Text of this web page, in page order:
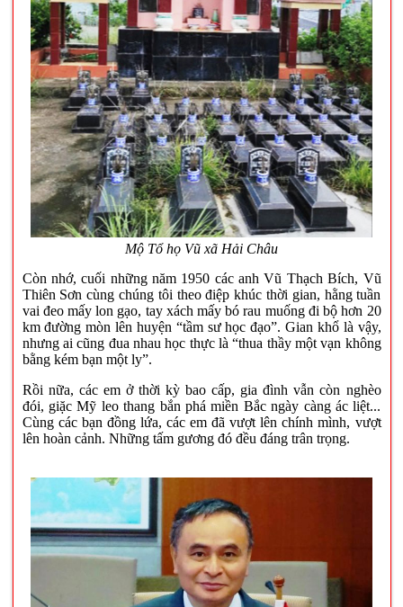
Mộ Tổhọ Vũ xã Hải Châu
Còn nhớ, cuối những năm 1950 các anh Vũ Thạch Bích, Vũ
Thiên Sơn cùng chúng tôi theo điệp khúc thời gian, hằng tuần
vai đeo mấy lon gạo, tay xách mấy bó rau muống đi bộ hơn 20
km đường mòn lên huyện “tầm sư học đạo”. Gian khổ là vậy,
nhưng ai cũng đua nhau học thực là “thua thầy một vạn không
bằng kém bạn một ly”.
Rồi nữa, các em ở thời kỳ bao cấp, gia đình vẫn còn nghèo
đói, giặc Mỹ leo thang bắn phá miền Bắc ngày càng ác liệt...
Cùng các bạn đồng lứa, các em đã vượt lên chính mình, vượt
lên hoàn cảnh. Những tấm gương đó đều đáng trân trọng.